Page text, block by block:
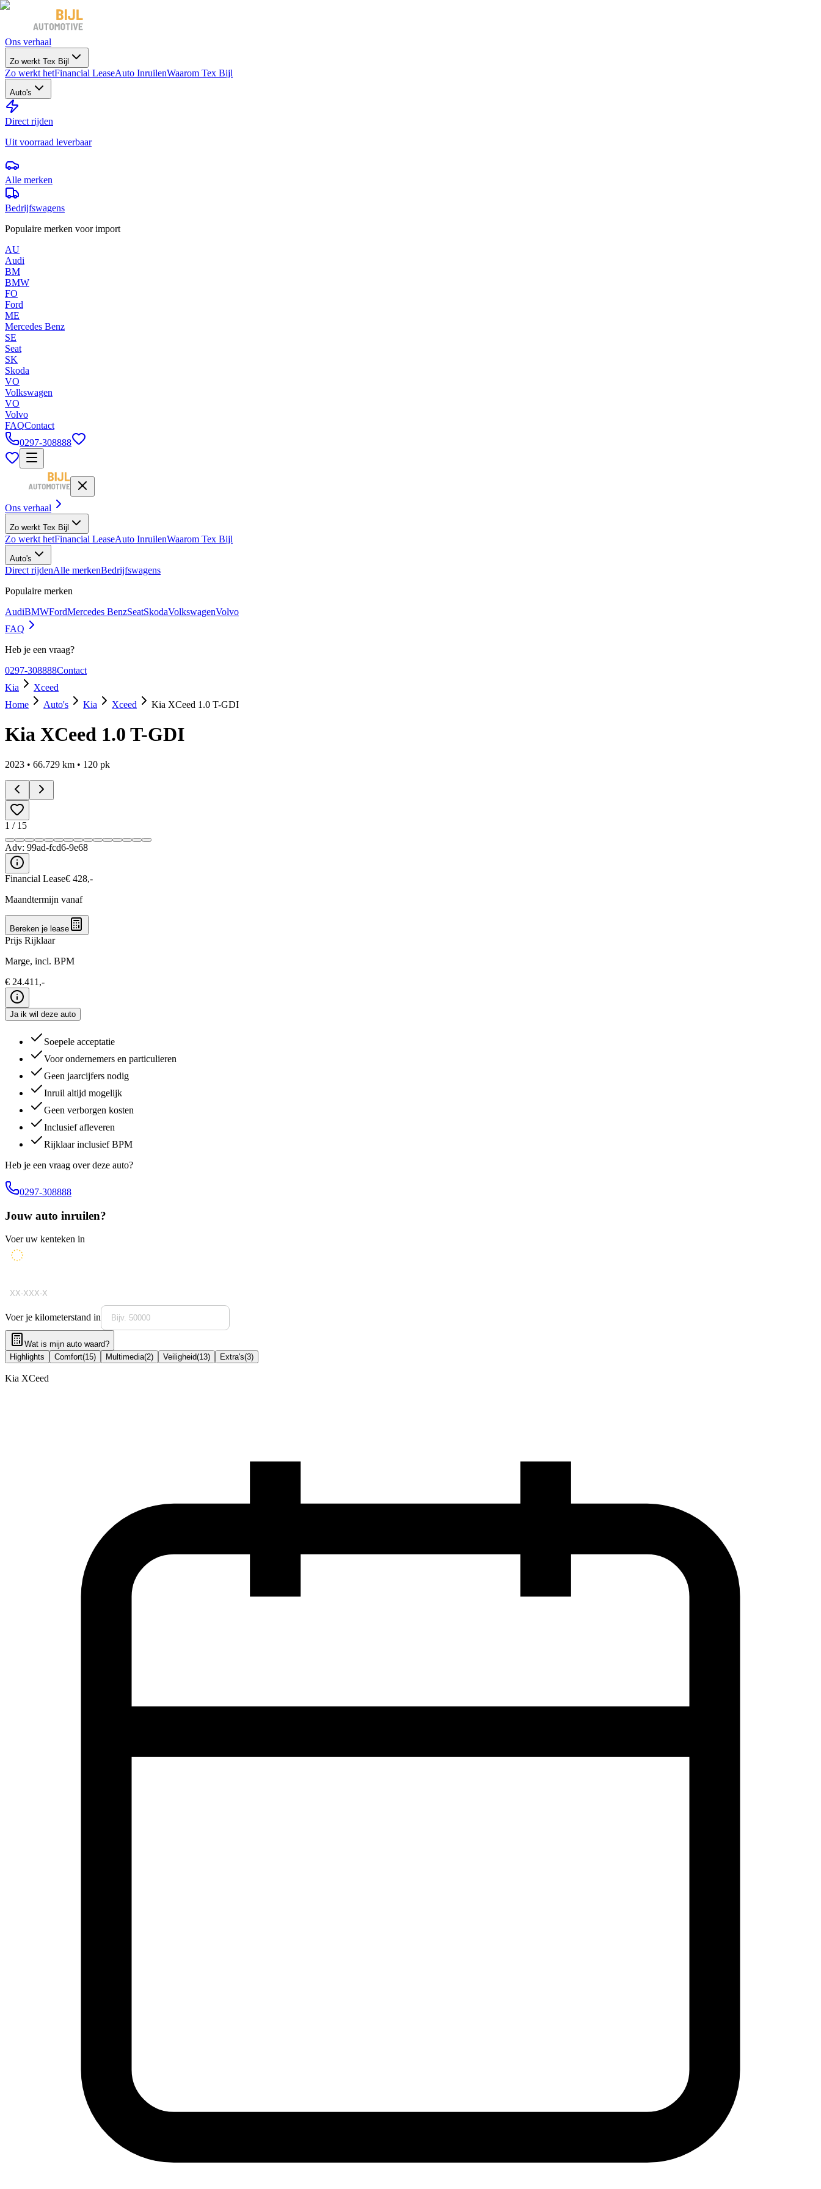
Ons verhaal
Zo werkt Tex Bijl
Zo werkt hetFinancial LeaseAuto InruilenWaarom Tex Bijl
Auto's
Direct rijden
Uit voorraad leverbaar
Alle merken
Bedrijfswagens
Populaire merken voor import
AU
Audi
BM
BMW
FO
Ford
ME
Mercedes Benz
SE
Seat
SK
Skoda
VO
Volkswagen
VO
Volvo
FAQContact
0297-308888
Ons verhaal
Zo werkt Tex Bijl
Zo werkt hetFinancial LeaseAuto InruilenWaarom Tex Bijl
Auto's
Direct rijdenAlle merkenBedrijfswagens
Populaire merken
AudiBMWFordMercedes BenzSeatSkodaVolkswagenVolvo
FAQ
Heb je een vraag?
0297-308888Contact
Kia
Xceed
Home
Auto's Kia Xceed Kia XCeed 1.0 T-GDI
Kia XCeed 1.0 T-GDI
2023 • 66.729 km • 120 pk
1 / 15
Adv: 99ad-fcd6-9e68
Financial Lease€ 428,-
Maandtermijn vanaf
Bereken je lease
Prijs Rijklaar
Marge, incl. BPM
€ 24.411 ,-
Ja ik wil deze auto
Soepele acceptatie
Voor ondernemers en particulieren
Geen jaarcijfers nodig
Inruil altijd mogelijk
Geen verborgen kosten
Inclusief afleveren
Rijklaar inclusief BPM
Heb je een vraag over deze auto?
0297-308888
Jouw auto inruilen?
Voer uw kenteken in
Voer je kilometerstand in
Wat is mijn auto waard?
Highlights
Comfort(15) Multimedia(2) Veiligheid(13) Extra's(3)
Kia XCeed